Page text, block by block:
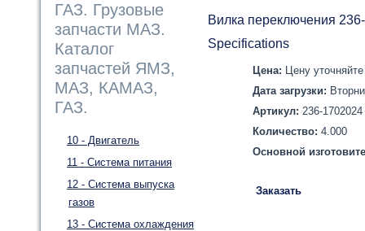
ГАЗ. Грузовые
запчасти МАЗ.
Каталог
запчастей ЯМЗ,
МАЗ, КАМАЗ,
ГАЗ.
10 - Двигатель
11 - Система питания
12 - Система выпуска
газов
13 - Система охлаждения
Вилка переключения
Specifications
Цена: Цену
Дата загрузки:
Артикул: 236-1702024
Количество: 4.000
Основной
Заказать